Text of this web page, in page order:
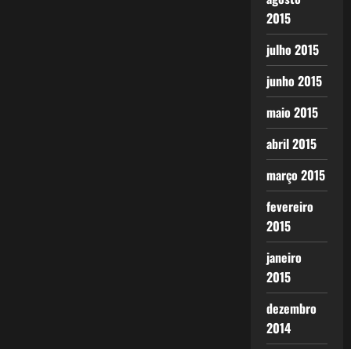
2015
julho 2015
junho 2015
maio 2015
abril 2015
março 2015
fevereiro
2015
janeiro
2015
dezembro
2014